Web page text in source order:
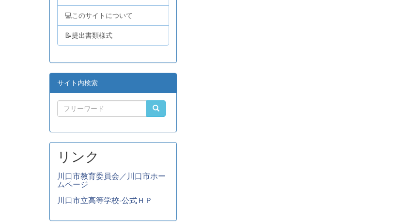
💻このサイトについて
📝提出書類様式
サイト内検索
リンク
川口市教育委員会／川口市ホー
ムページ
川口市立高等学校-公式ＨＰ